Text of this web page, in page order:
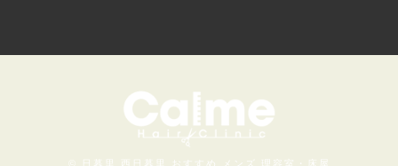
© 日暮里 西日暮里 おすすめ メンズ 理容室・床屋